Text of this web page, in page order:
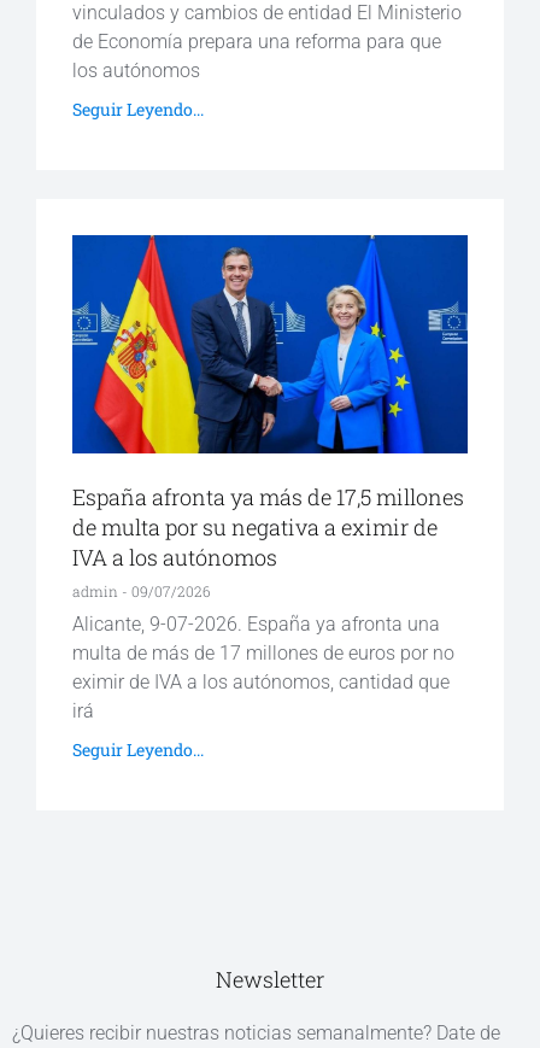
vinculados y cambios de entidad El Ministerio
de Economía prepara una reforma para que
los autónomos
Seguir Leyendo...
España afronta ya más de 17,5 millones
de multa por su negativa a eximir de
IVA a los autónomos
admin 09/07/2026
Alicante, 9-07-2026. España ya afronta una
multa de más de 17 millones de euros por no
eximir de IVA a los autónomos, cantidad que
irá
Seguir Leyendo...
Newsletter
¿Quieres recibir nuestras noticias semanalmente? Date de